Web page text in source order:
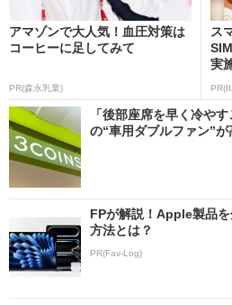
アマゾンで大人気！血圧対策は
コーヒーに足してみて
PR(森永乳業)
ス
実
「後部座席を早く冷や
の“車用ダブルファン”が
FPが解説！Apple製品
方法とは？
PR(Fav-Log)